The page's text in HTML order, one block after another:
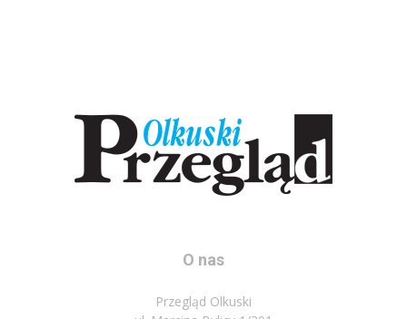
O nas
Przegląd Olkuski